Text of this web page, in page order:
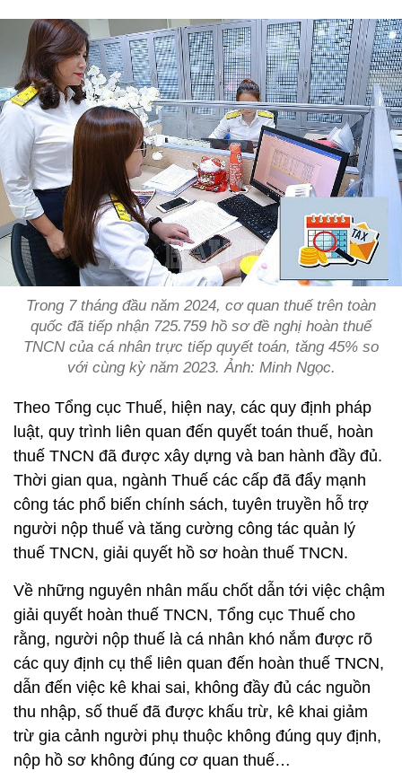
Trong 7 tháng đầu năm 2024, cơ quan thuế trên toàn
quốc đã tiếp nhận 725.759 hồ sơ đề nghị hoàn thuế
TNCN của cá nhân trực tiếp quyết toán, tăng 45% so
với cùng kỳ năm 2023. Ảnh: Minh Ngọc.
Theo Tổng cục Thuế, hiện nay, các quy định pháp
luật, quy trình liên quan đến quyết toán thuế, hoàn
thuế TNCN đã được xây dựng và ban hành đầy đủ.
Thời gian qua, ngành Thuế các cấp đã đẩy mạnh
công tác phổ biến chính sách, tuyên truyền hỗ trợ
người nộp thuế và tăng cường công tác quản lý
thuế TNCN, giải quyết hồ sơ hoàn thuế TNCN.
Về những nguyên nhân mấu chốt dẫn tới việc chậm
giải quyết hoàn thuế TNCN, Tổng cục Thuế cho
rằng, người nộp thuế là cá nhân khó nắm được rõ
các quy định cụ thể liên quan đến hoàn thuế TNCN,
dẫn đến việc kê khai sai, không đầy đủ các nguồn
thu nhập, số thuế đã được khấu trừ, kê khai giảm
trừ gia cảnh người phụ thuộc không đúng quy định,
nộp hồ sơ không đúng cơ quan thuế…